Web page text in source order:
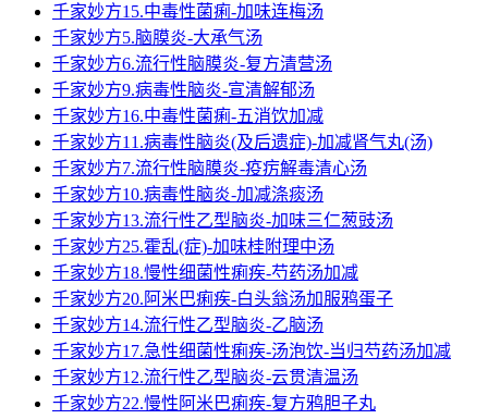
千家妙方15.中毒性菌痢-加味连梅汤
千家妙方5.脑膜炎-大承气汤
千家妙方6.流行性脑膜炎-复方清营汤
千家妙方9.病毒性脑炎-宣清解郁汤
千家妙方16.中毒性菌痢-五消饮加减
千家妙方11.病毒性脑炎(及后遗症)-加减肾气丸(汤)
千家妙方7.流行性脑膜炎-疫疠解毒清心汤
千家妙方10.病毒性脑炎-加减涤痰汤
千家妙方13.流行性乙型脑炎-加味三仁葱豉汤
千家妙方25.霍乱(症)-加味桂附理中汤
千家妙方18.慢性细菌性痢疾-芍药汤加减
千家妙方20.阿米巴痢疾-白头翁汤加服鸦蛋子
千家妙方14.流行性乙型脑炎-乙脑汤
千家妙方17.急性细菌性痢疾-汤泡饮-当归芍药汤加减
千家妙方12.流行性乙型脑炎-云贯清温汤
千家妙方22.慢性阿米巴痢疾-复方鸦胆子丸